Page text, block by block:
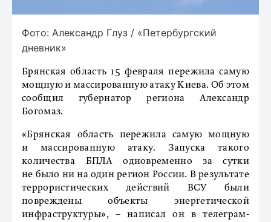
Фото: Александр Глуз / «Петербургский
дневник»
Брянская область 15 февраля пережила самую
мощную и массированную атаку Киева. Об этом
сообщил губернатор региона Александр
Богомаз.
«Брянская область пережила самую мощную
и массированную атаку. Запуска такого
количества БПЛА одновременно за сутки
не было ни на один регион России. В результате
террористических действий ВСУ были
повреждены объекты энергетической
инфраструктуры», – написал он в телеграм-